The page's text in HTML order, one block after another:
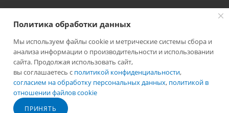
2026 © Лига - каталог лакокрасочных покрытий
Политика обработки данных
Мы используем файлы cookie и метрические системы сбора и
анализа информации о производительности и использовании
сайта. Продолжая использовать сайт,
вы соглашаетесь с политикой конфиденциальности,
согласием на обработку персональных данных, политикой в
отношении файлов cookie
ПРИНЯТЬ